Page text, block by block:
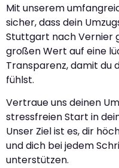
Mit unserem
sicher, dass dein
Stuttgart nach Vernier
großen Wert auf eine
Transparenz, damit du
fühlst.
Vertraue uns deinen
stressfreien Start in
Unser Ziel ist es, dir
und dich bei jedem
unterstützen.